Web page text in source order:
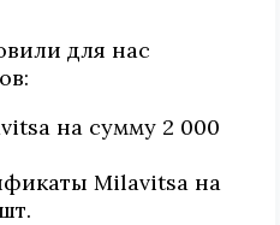
для нас
на сумму 2 000
Milavitsa на